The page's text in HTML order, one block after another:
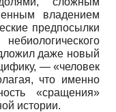
владением
предпосылки
даже новый
— «человек
что именно
«сращения»
истории.